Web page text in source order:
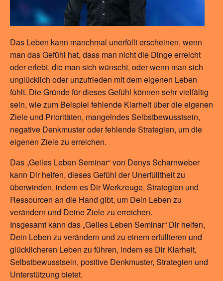
Das Leben kann manchmal unerfüllt erscheinen, wenn
man das Gefühl hat, dass man nicht die Dinge erreicht
oder erlebt, die man sich wünscht, oder wenn man sich
unglücklich oder unzufrieden mit dem eigenen Leben
fühlt. Die Gründe für dieses Gefühl können sehr vielfältig
sein, wie zum Beispiel fehlende Klarheit über die eigenen
Ziele und Prioritäten, mangelndes Selbstbewusstsein,
negative Denkmuster oder fehlende Strategien, um die
eigenen Ziele zu erreichen.
Das „Geiles Leben Seminar“ von Denys Scharnweber
kann Dir helfen, dieses Gefühl der Unerfülltheit zu
überwinden, indem es Dir Werkzeuge, Strategien und
Ressourcen an die Hand gibt, um Dein Leben zu
verändern und Deine Ziele zu erreichen.
Insgesamt kann das „Geiles Leben Seminar“ Dir helfen,
Dein Leben zu verändern und zu einem erfüllteren und
glücklicheren Leben zu führen, indem es Dir Klarheit,
Selbstbewusstsein, positive Denkmuster, Strategien und
Unterstützung bietet.